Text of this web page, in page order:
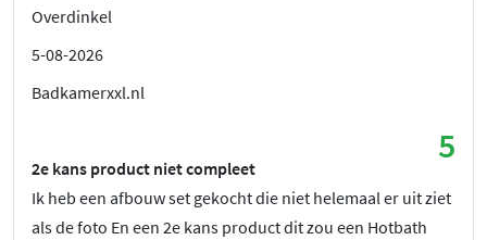
Overdinkel
5-08-2026
Badkamerxxl.nl
5
2e kans product niet compleet
Ik heb een afbouw set gekocht die niet helemaal er uit ziet
als de foto En een 2e kans product dit zou een Hotbath